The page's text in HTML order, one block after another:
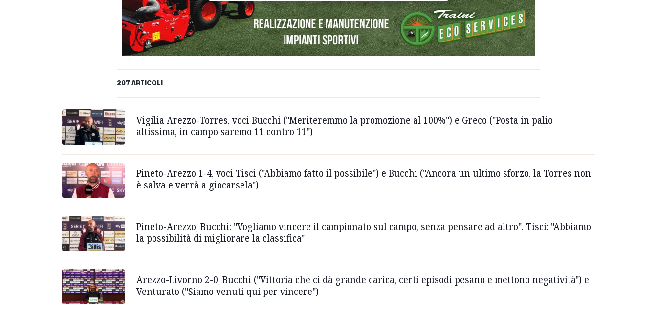
207 ARTICOLI
Vigilia Arezzo-Torres, voci Bucchi ("Meriteremmo la promozione al 100%") e Greco ("Posta in palio
altissima, in campo saremo 11 contro 11")
Pineto-Arezzo 1-4, voci Tisci ("Abbiamo fatto il possibile") e Bucchi ("Ancora un ultimo sforzo, la Torres non
è salva e verrà a giocarsela")
Pineto-Arezzo, Bucchi: "Vogliamo vincere il campionato sul campo, senza pensare ad altro". Tisci: "Abbiamo
la possibilità di migliorare la classifica"
Arezzo-Livorno 2-0, Bucchi ("Vittoria che ci dà grande carica, certi episodi pesano e mettono negatività") e
Venturato ("Siamo venuti qui per vincere")